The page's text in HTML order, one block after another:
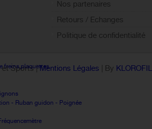
freins,plaquettes
- Ruban guidon - Poignée
Nos partenaires
Retours / Echanges
Politique de confidentialité
et Sports |Mentions Légales | By